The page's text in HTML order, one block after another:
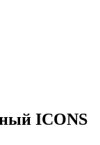
ICONS